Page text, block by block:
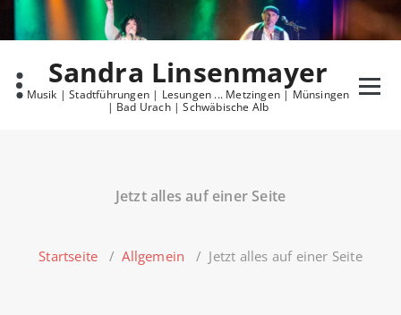
content
Sandra Linsenmayer
Musik | Stadtführungen | Lesungen ... Metzingen | Münsingen
| Bad Urach | Schwäbische Alb
Jetzt alles auf einer Seite
Startseite /Allgemein / Jetzt alles auf einer Seite